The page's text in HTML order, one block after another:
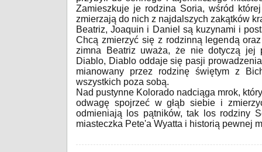
Zamieszkuje je rodzina Soria, wśród
zmierzają do nich z najdalszych zakątków
Beatriz, Joaquin i Daniel są kuzynami i
Chcą zmierzyć się z rodzinną legendą
zimna Beatriz uważa, że nie dotyczą jej
Diablo, Diablo oddaje się pasji
mianowany przez rodzinę świętym z
wszystkich poza sobą.
Nad pustynne Kolorado nadciąga mrok,
odwagę spojrzeć w głąb siebie i
odmieniają los pątników, tak los rodziny
miasteczka Pete'a Wyatta i historią pewnej